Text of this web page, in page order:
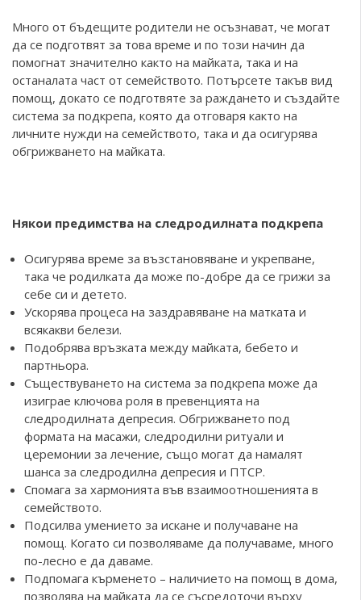
Много от бъдещите родители не осъзнават, че могат
да се подготвят за това време и по този начин да
помогнат значително както на майката, така и на
останалата част от семейството. Потърсете такъв вид
помощ, докато се подготвяте за раждането и създайте
система за подкрепа, която да отговаря както на
личните нужди на семейството, така и да осигурява
обгрижването на майката.
Някои предимства на следродилната подкрепа
Осигурява време за възстановяване и укрепване,
така че родилката да може по-добре да се грижи за
себе си и детето.
Ускорява процеса на заздравяване на матката и
всякакви белези.
Подобрява връзката между майката, бебето и
партньора.
Съществуването на система за подкрепа може да
изиграе ключова роля в превенцията на
следродилната депресия. Обгрижването под
формата на масажи, следродилни ритуали и
церемонии за лечение, също могат да намалят
шанса за следродилна депресия и ПТСР.
Спомага за хармонията във взаимоотношенията в
семейството.
Подсилва умението за искане и получаване на
помощ. Когато си позволяваме да получаваме, много
по-лесно е да даваме.
Подпомага кърменето – наличието на помощ в дома,
позволява на майката да се съсредоточи върху